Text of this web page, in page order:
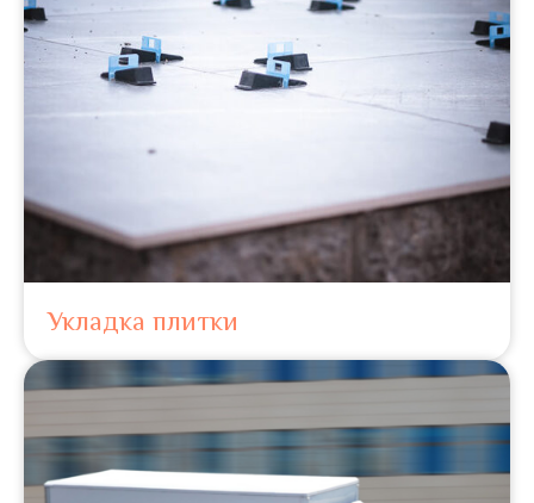
Укладка плитки